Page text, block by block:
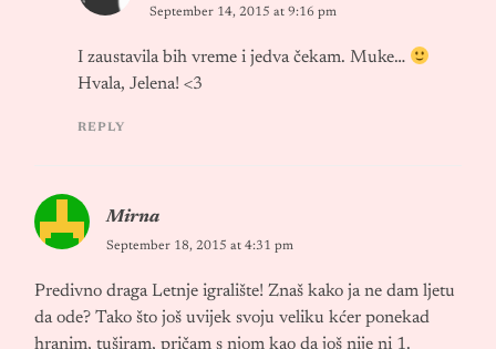
September 14, 2015 at 9:16 pm
I zaustavila bih vreme i jedva čekam. Muke…
Hvala, Jelena! <3
REPLY
Mirna
September 18, 2015 at 4:31 pm
Predivno draga Letnje igralište! Znaš kako ja ne dam ljetu
da ode? Tako što još uvijek svoju veliku kćer ponekad
hranim, tuširam, pričam s njom kao da još nije ni 1.